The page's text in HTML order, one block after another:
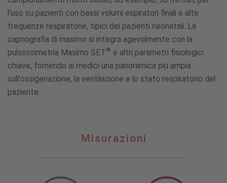
l'uso su pazienti con bassi volumi espiratori finali e alte
frequenze respiratorie, tipici dei pazienti neonatali. La
capnografia di masimo si integra agevolmente con la
pulsossimetria Masimo SET® e altri parametri fisiologici
chiave, fornendo ai medici una panoramica più ampia
sull'ossigenazione, la ventilazione e lo stato respiratorio del
paziente.
Misurazioni